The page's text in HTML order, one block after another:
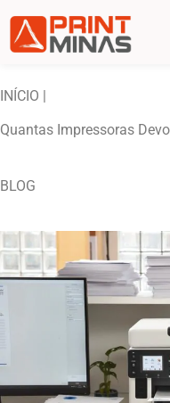
INÍCIO |
Quantas Impressoras
BLOG